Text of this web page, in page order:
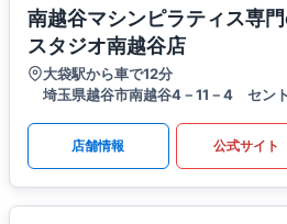
南越谷マシンピラティス専
スタジオ南越谷店
大袋駅から車で12分
埼玉県越谷市南越谷4－11－4 セン
店舗情報 公式サイト